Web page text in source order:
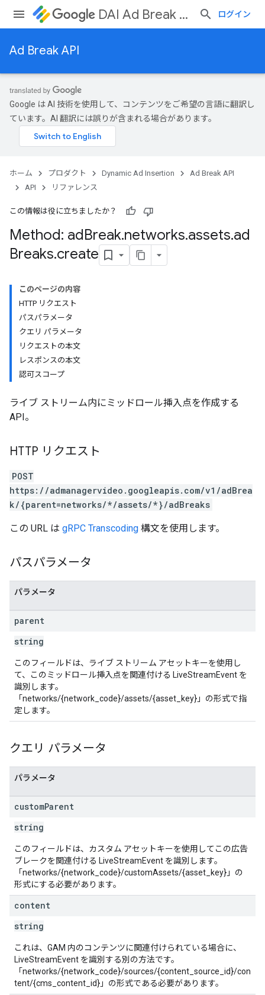
DAI Ad Break API ログイン
Ad Break API
Google は AI 技術を使用して、コンテンツをご希望の言語に翻訳し
ています。AI 翻訳には誤りが含まれる場合があります。
ホーム プロダクト Dynamic Ad Insertion
Ad Break API
API
リファレンス
この情報は役に立ちましたか？
Method: adBreak.networks.assets.ad
Breaks.create
このページの内容
HTTP リクエスト
パスパラメータ
クエリ パラメータ
リクエストの本文
レスポンスの本文
認可スコープ
ライブ ストリーム内にミッドロール挿入点を作成する
API。
HTTP リクエスト
POST
https://admanagervideo.googleapis.com/v1/adBrea
k/{parent=networks/*/assets/*}/adBreaks
この URL は gRPC Transcoding 構文を使用します。
パスパラメータ
パラメータ
parent
string
このフィールドは、ライブ ストリーム アセットキーを使用し
て、このミッドロール挿入点を関連付ける LiveStreamEvent を
識別します。
「networks/{network_code}/assets/{asset_key}」の形式で指
定します。
クエリ パラメータ
パラメータ
customParent
string
このフィールドは、カスタム アセットキーを使用してこの広告
ブレークを関連付ける LiveStreamEvent を識別します。
「networks/{network_code}/customAssets/{asset_key}」の
形式にする必要があります。
content
string
これは、GAM 内のコンテンツに関連付けられている場合に、
LiveStreamEvent を識別する別の方法です。
「networks/{network_code}/sources/{content_source_id}/con
tent/{cms_content_id}」の形式である必要があります。